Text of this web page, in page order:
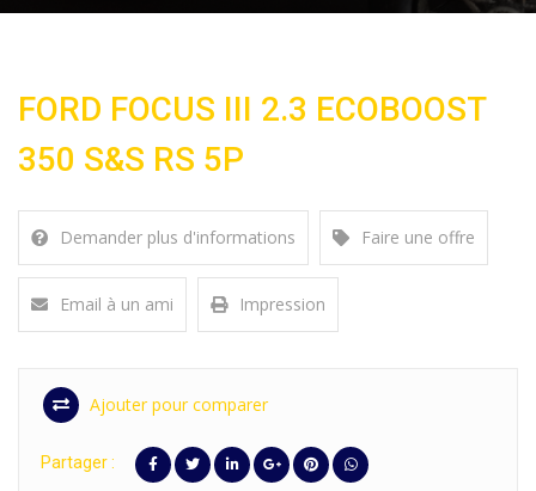
FORD FOCUS III 2.3 ECOBOOST
350 S&S RS 5P
Demander plus d'informations Faire une offre
Email à un ami Impression
Ajouter pour comparer
Partager :